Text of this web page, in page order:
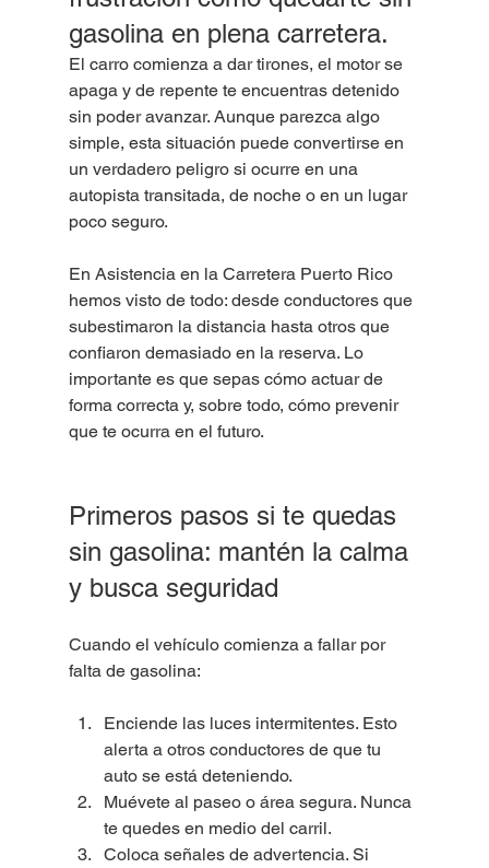
gasolina en plena carretera.
El carro comienza a dar tirones, el motor se
apaga y de repente te encuentras detenido
sin poder avanzar. Aunque parezca algo
simple, esta situación puede convertirse en
un verdadero peligro si ocurre en una
autopista transitada, de noche o en un lugar
poco seguro.
En Asistencia en la Carretera Puerto Rico
hemos visto de todo: desde conductores que
subestimaron la distancia hasta otros que
confiaron demasiado en la reserva. Lo
importante es que sepas cómo actuar de
forma correcta y, sobre todo, cómo prevenir
que te ocurra en el futuro.
Primeros pasos si te quedas
sin gasolina: mantén la calma
y busca seguridad
Cuando el vehículo comienza a fallar por
falta de gasolina:
Enciende las luces intermitentes. Esto
alerta a otros conductores de que tu
auto se está deteniendo.
Muévete al paseo o área segura. Nunca
te quedes en medio del carril.
Coloca señales de advertencia. Si